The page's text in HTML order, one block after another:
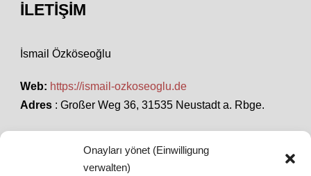
Onayları yönet (Einwilligung
verwalten)
İLETIŞIM
İsmail Özköseoğlu
Web: https://ismail-ozkoseoglu.de
Adres : Großer Weg 36, 31535 Neustadt a. Rbge.
SON HABERLER